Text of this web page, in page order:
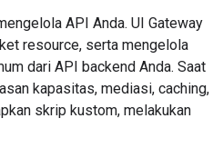
API Anda. UI Gateway
resource, serta mengelola
dari API backend Anda. Saat
kapasitas, mediasi, caching,
skrip kustom, melakukan